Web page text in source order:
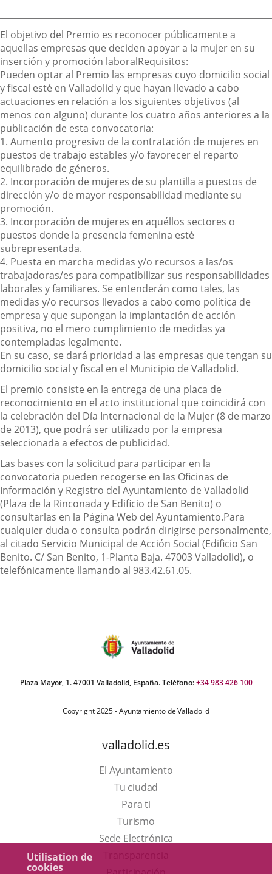
Utilisation de
cookies
Descripción
El objetivo del Premio es reconocer públicamente a
aquellas empresas que deciden apoyar a la mujer en su
inserción y promoción laboralRequisitos:
Pueden optar al Premio las empresas cuyo domicilio social
y fiscal esté en Valladolid y que hayan llevado a cabo
actuaciones en relación a los siguientes objetivos (al
menos con alguno) durante los cuatro años anteriores a la
publicación de esta convocatoria:
1. Aumento progresivo de la contratación de mujeres en
puestos de trabajo estables y/o favorecer el reparto
equilibrado de géneros.
2. Incorporación de mujeres de su plantilla a puestos de
dirección y/o de mayor responsabilidad mediante su
promoción.
3. Incorporación de mujeres en aquéllos sectores o
puestos donde la presencia femenina esté
subrepresentada.
4. Puesta en marcha medidas y/o recursos a las/os
trabajadoras/es para compatibilizar sus responsabilidades
laborales y familiares. Se entenderán como tales, las
medidas y/o recursos llevados a cabo como política de
empresa y que supongan la implantación de acción
positiva, no el mero cumplimiento de medidas ya
contempladas legalmente.
En su caso, se dará prioridad a las empresas que tengan su
domicilio social y fiscal en el Municipio de Valladolid.
El premio consiste en la entrega de una placa de
reconocimiento en el acto institucional que coincidirá con
la celebración del Día Internacional de la Mujer (8 de marzo
de 2013), que podrá ser utilizado por la empresa
seleccionada a efectos de publicidad.
Las bases con la solicitud para participar en la
convocatoria pueden recogerse en las Oficinas de
Información y Registro del Ayuntamiento de Valladolid
(Plaza de la Rinconada y Edificio de San Benito) o
consultarlas en la Página Web del Ayuntamiento.Para
cualquier duda o consulta podrán dirigirse personalmente,
al citado Servicio Municipal de Acción Social (Edificio San
Benito. C/ San Benito, 1-Planta Baja. 47003 Valladolid), o
telefónicamente llamando al 983.42.61.05.
Plaza Mayor, 1. 47001 Valladolid, España. Teléfono:+34 983 426 100
Copyright 2025 - Ayuntamiento de Valladolid
valladolid.es
El Ayuntamiento
Tu ciudad
Para ti
TurismoEste
enlace
Sede Electrónica